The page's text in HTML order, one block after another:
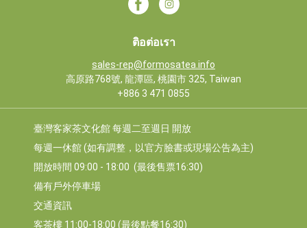
ติอต่อเรา
sales-rep@formosatea.info
高原路768號, 龍潭區, 桃園市 325, Taiwan
+886 3 471 0855
臺灣客家茶文化館 每週二至週日 開放
每週一休館 (如有調整，以官方臉書或現場公告為主)
開放時間 09:00 - 18:00  (最後售票16:30)
備有戶外停車場
交通資訊
客茶樓 11:00-18:00 (最後點餐16:30)